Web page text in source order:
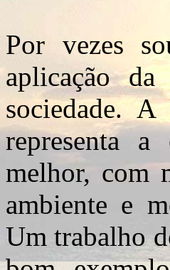
Por vezes
aplicação
sociedade.
representa
melhor, com
ambiente e
Um trabalho